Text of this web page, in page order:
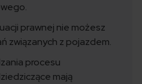
prawnej nie możesz
związanych z pojazdem.
procesu
mają